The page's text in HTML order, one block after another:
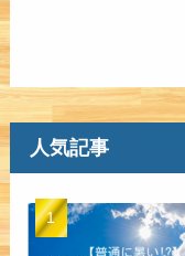
人気記事